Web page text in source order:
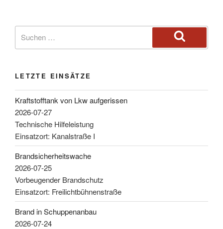
LETZTE EINSÄTZE
Kraftstofftank von Lkw aufgerissen
2026-07-27
Technische Hilfeleistung
Einsatzort: Kanalstraße I
Brandsicherheitswache
2026-07-25
Vorbeugender Brandschutz
Einsatzort: Freilichtbühnenstraße
Brand in Schuppenanbau
2026-07-24